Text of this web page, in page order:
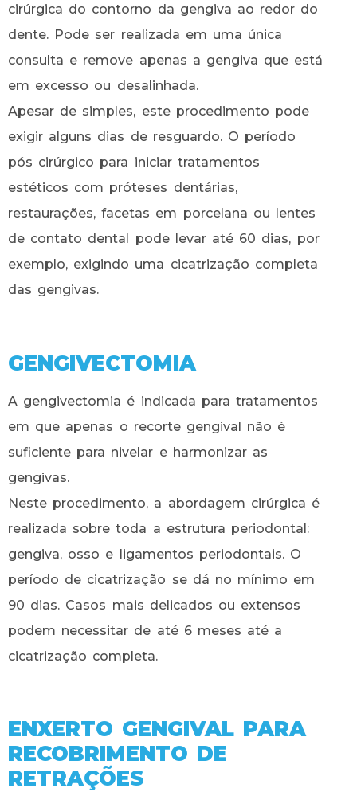
cirúrgica do contorno da gengiva ao redor do
dente. Pode ser realizada em uma única
consulta e remove apenas a gengiva que está
em excesso ou desalinhada.
Apesar de simples, este procedimento pode
exigir alguns dias de resguardo. O período
pós cirúrgico para iniciar tratamentos
estéticos com próteses dentárias,
restaurações, facetas em porcelana ou lentes
de contato dental pode levar até 60 dias, por
exemplo, exigindo uma cicatrização completa
das gengivas.
GENGIVECTOMIA
A gengivectomia é indicada para tratamentos
em que apenas o recorte gengival não é
suficiente para nivelar e harmonizar as
gengivas.
Neste procedimento, a abordagem cirúrgica é
realizada sobre toda a estrutura periodontal:
gengiva, osso e ligamentos periodontais. O
período de cicatrização se dá no mínimo em
90 dias. Casos mais delicados ou extensos
podem necessitar de até 6 meses até a
cicatrização completa.
ENXERTO GENGIVAL PARA
RECOBRIMENTO DE
RETRAÇÕES